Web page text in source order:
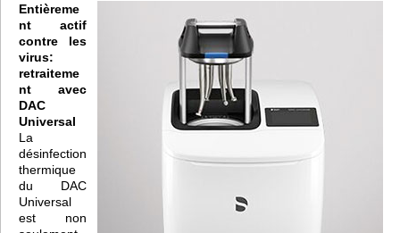
Entièreme
nt actif
contre les
virus:
retraiteme
nt avec
DAC
Universal
La
désinfection
thermique
du DAC
Universal
est non